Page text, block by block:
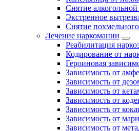
Снятие
Экстренное
Снятие
Лечение наркомании
Реабилитация
Кодирование от
Героиновая
Зависимость от
Зависимость от
Зависимость от
Зависимость от
Зависимость от
Зависимость от
Зависимость от